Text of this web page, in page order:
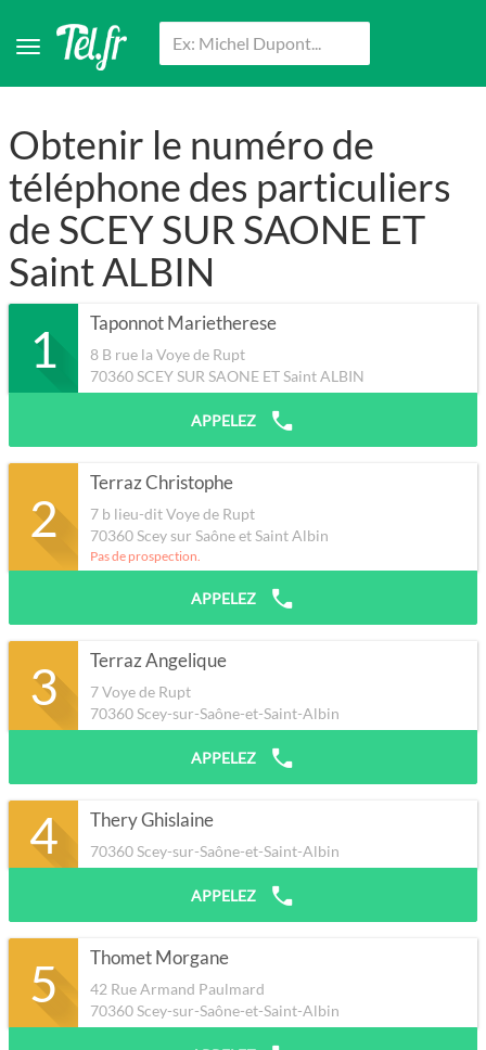
Obtenir le numéro de
téléphone des particuliers
de SCEY SUR SAONE ET
Saint ALBIN
1 Taponnot Marietherese
8 B rue la Voye de Rupt
70360SCEY SUR SAONE ET Saint ALBIN
APPELEZ
2
Terraz Christophe
7 b lieu-dit Voye de Rupt
70360Scey sur Saône et Saint Albin
Pas de prospection.
APPELEZ
3 Terraz Angelique
7 Voye de Rupt
70360Scey-sur-Saône-et-Saint-Albin
APPELEZ
4 Thery Ghislaine
70360Scey-sur-Saône-et-Saint-Albin
APPELEZ
5 Thomet Morgane
42 Rue Armand Paulmard
70360Scey-sur-Saône-et-Saint-Albin